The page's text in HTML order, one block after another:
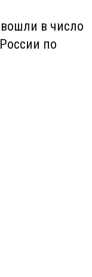
в число
по